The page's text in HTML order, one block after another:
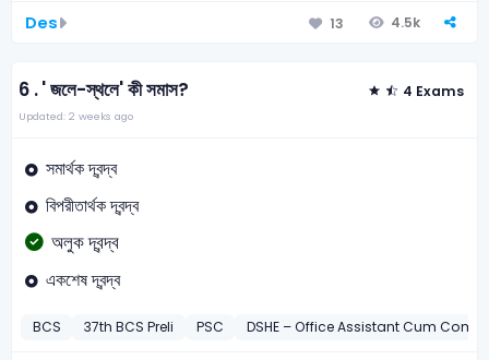
Des 13 4.5k
6 .' জলে-স্থলে' কী সমাস? 4 Exams
Updated: 2 weeks ago
সমার্থক দ্বন্দ্ব
বিপরীতার্থক দ্বন্দ্ব
অলুক দ্বন্দ্ব
একশেষ দ্বন্দ্ব
BCS 37th BCS Preli PSC DSHE – Office Assistant Cum